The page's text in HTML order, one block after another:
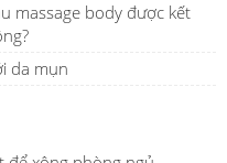
massage body được kết
da mụn